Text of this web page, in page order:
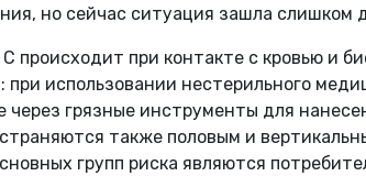
но сейчас ситуация зашла слишком
происходит при контакте с кровью и
при использовании нестерильного
через грязные инструменты для
также половым и
групп риска являются